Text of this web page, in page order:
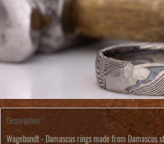
Description
Wagebundt - Damascus rings made from Damascus